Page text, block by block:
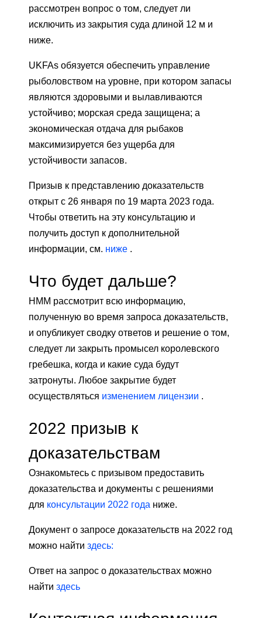
рассмотрен вопрос о том, следует ли
исключить из закрытия суда длиной 12 м и
ниже.
UKFAs обязуется обеспечить управление
рыболовством на уровне, при котором запасы
являются здоровыми и вылавливаются
устойчиво; морская среда защищена; а
экономическая отдача для рыбаков
максимизируется без ущерба для
устойчивости запасов.
Призыв к представлению доказательств
открыт с 26 января по 19 марта 2023 года.
Чтобы ответить на эту консультацию и
получить доступ к дополнительной
информации, см. ниже .
Что будет дальше?
НММ рассмотрит всю информацию,
полученную во время запроса доказательств,
и опубликует сводку ответов и решение о том,
следует ли закрыть промысел королевского
гребешка, когда и какие суда будут
затронуты. Любое закрытие будет
осуществляться изменением лицензии .
2022 призыв к
доказательствам
Ознакомьтесь с призывом предоставить
доказательства и документы с решениями
для консультации 2022 года ниже.
Документ о запросе доказательств на 2022 год
можно найти здесь:
Ответ на запрос о доказательствах можно
найти здесь